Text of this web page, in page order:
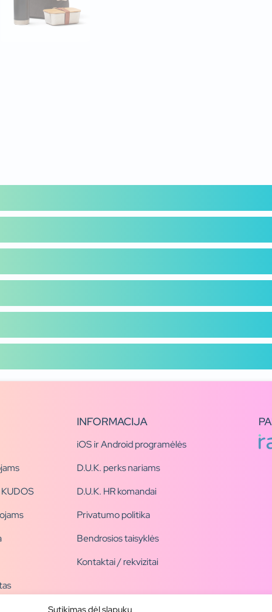
Sutikimas dėl slapukų
INFORMACIJA
iOS ir Android programėlės
D.U.K. perks nariams
D.U.K. HR komandai
Privatumo politika
Bendrosios taisyklės
Kontaktai / rekvizitai